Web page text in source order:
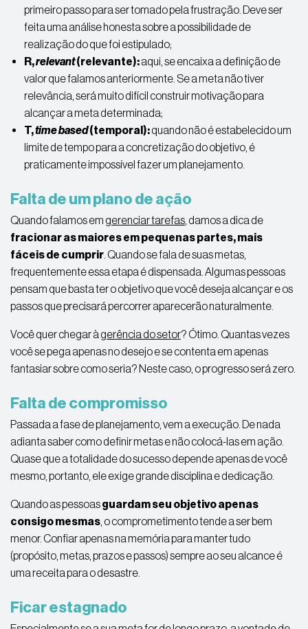
primeiro passo para ser tomado pela frustração. Deve ser
feita uma análise honesta sobre a possibilidade de
realização do que foi estipulado;
R,relevant(relevante):aqui, se encaixa a definição de
valor que falamos anteriormente. Se a meta não tiver
relevância, será muito difícil construir motivação para
alcançar a meta determinada;
T,time based(temporal):quando não é estabelecido um
limite de tempo para a concretização do objetivo, é
praticamente impossível fazer um planejamento.
Falta de um plano de ação
Quando falamos em gerenciar tarefas , damos a dica de
fracionar as maiores em pequenas partes, mais
fáceis de cumprir . Quando se fala de suas metas,
frequentemente essa etapa é dispensada. Algumas pessoas
pensam que basta ter o objetivo que você deseja alcançar e os
passos que precisará percorrer aparecerão naturalmente.
Você quer chegar à gerência do setor? Ótimo. Quantas vezes
você se pega apenas no desejo e se contenta em apenas
fantasiar sobre como seria? Neste caso, o progresso será zero.
Falta de compromisso
Passada a fase de planejamento, vem a execução. De nada
adianta saber como definir metas e não colocá-las em ação.
Quase que a totalidade do sucesso depende apenas de você
mesmo, portanto, ele exige grande disciplina e dedicação.
Quando as pessoasguardam seu objetivo apenas
consigo mesmas , o comprometimento tende a ser bem
menor. Confiar apenas na memória para manter tudo
(propósito, metas, prazos e passos) sempre ao seu alcance é
uma receita para o desastre.
Ficar estagnado